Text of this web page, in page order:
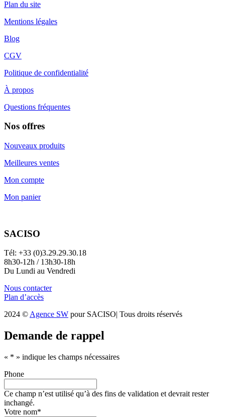
Plan du site
Mentions légales
Blog
CGV
Politique de confidentialité
À propos
Questions fréquentes
Nos offres
Nouveaux produits
Meilleures ventes
Mon compte
Mon panier
SACISO
Tél: +33 (0)3.29.29.30.18
8h30-12h / 13h30-18h
Du Lundi au Vendredi
Nous contacter
Plan d’accès
2024 © Agence SW pour SACISO| Tous droits réservés
Demande de rappel
« * » indique les champs nécessaires
Phone
Ce champ n’est utilisé qu’à des fins de validation et devrait rester
inchangé.
Votre nom*